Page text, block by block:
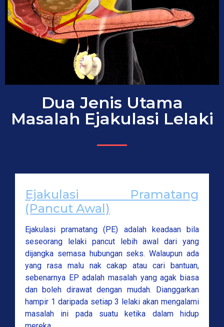
Dua Jenis Utama
Masalah Ejakulasi Lelaki
Ejakulasi Pramatang
(Pancut Awal)
Ejakulasi pramatang (PE) adalah keadaan bila
seseorang lelaki pancut lebih awal dari yang
dijangka semasa hubungan seks. Walaupun ada
yang rasa malu nak cakap atau cari bantuan,
sebenarnya EP adalah masalah yang agak biasa
dan boleh dirawat dengan mudah. Dianggarkan
hampir 1 daripada setiap 3 lelaki akan mengalami
masalah ini pada suatu ketika dalam hidup